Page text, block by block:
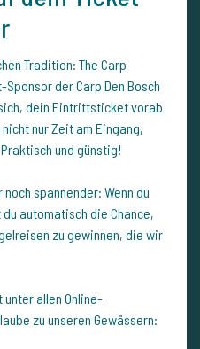
Tradition: The Carp
der Carp Den Bosch
dein Eintrittsticket vorab
nur Zeit am Eingang,
und günstig!
spannender: Wenn du
automatisch die Chance,
zu gewinnen, die wir
allen Online-
zu unseren Gewässern: